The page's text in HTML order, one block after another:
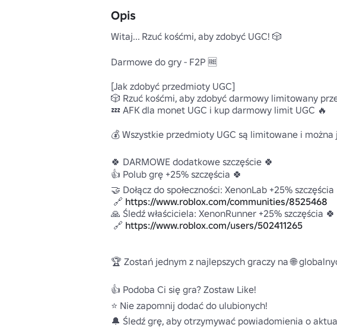
Opis
Witaj... Rzuć kośćmi, aby zdobyć UGC! 🎲
Darmowe do gry - F2P 🆓
[Jak zdobyć przedmioty UGC]
🎲 Rzuć kośćmi, aby zdobyć darmowy limitowany
💤 AFK dla monet UGC i kup darmowy limit UGC 🔥
💰 Wszystkie przedmioty UGC są limitowane i
🍀 DARMOWE dodatkowe szczęście 🍀
👍 Polub grę +25% szczęścia 🍀
🤝 Dołącz do społeczności: XenonLab +25% szczęścia
🔗 https://www.roblox.com/communities/8525468
🙏 Śledź właściciela: XenonRunner +25% szczęścia 🍀
🔗 https://www.roblox.com/users/502411265
🏆 Zostań jednym z najlepszych graczy na 🌐
👍 Podoba Ci się gra? Zostaw Like!
⭐ Nie zapomnij dodać do ulubionych!
🔔 Śledź grę, aby otrzymywać powiadomienia o